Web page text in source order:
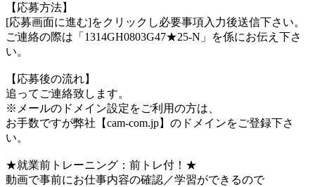
【応募方法】
[応募画面に進む]をクリックし必要事項入力後送信下さい。
ご連絡の際は「1314GH0803G47★25-N」を係にお伝え下さ
い。
【応募後の流れ】
追ってご連絡致します。
※メールのドメイン設定をご利用の方は、
お手数ですが弊社【cam-com.jp】のドメインをご登録下さ
い。
★就業前トレーニング：前トレ付！★
動画で事前にお仕事内容の確認／学習ができるので